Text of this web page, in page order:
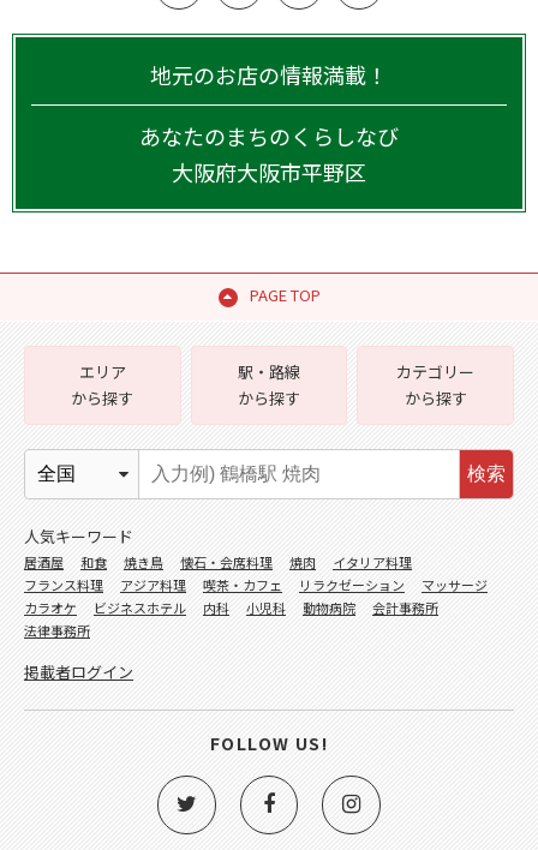
地元のお店の情報満載！
あなたのまちのくらしなび
大阪府大阪市平野区
PAGE TOP
エリア
から探す
駅・路線
から探す
カテゴリー
から探す
検索
人気キーワード
居酒屋 和食 焼き鳥 懐石・会席料理 焼肉
イタリア料理
フランス料理
アジア料理 喫茶・カフェ リラクゼーション
マッサージ
カラオケ
ビジネスホテル 内科 小児科 動物病院
会計事務所
法律事務所
掲載者ログイン
FOLLOW US!